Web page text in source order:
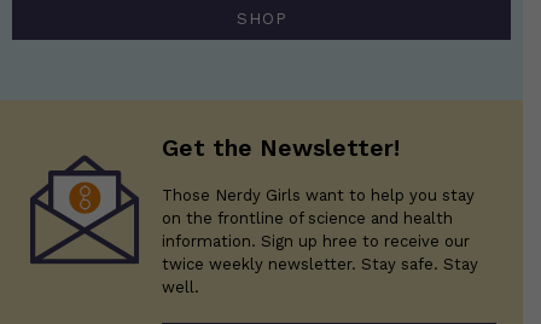
SHOP
Get the Newsletter!
Those Nerdy Girls want to help you stay
on the frontline of science and health
information. Sign up hree to receive our
twice weekly newsletter. Stay safe. Stay
well.